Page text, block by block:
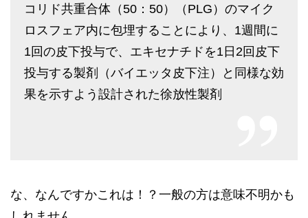
コリド共重合体（50：50）（PLG）のマイク
ロスフェア内に包埋することにより、1週間に
1回の皮下投与で、エキセナチドを1日2回皮下
投与する製剤（バイエッタ皮下注）と同様な効
果を示すよう設計された徐放性製剤
な、なんですかこれは！？一般の方は意味不明かも